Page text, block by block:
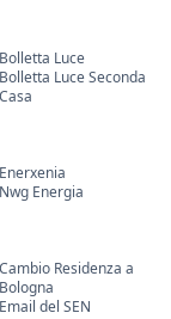
Bolletta Luce
Luce Seconda
Casa
Enerxenia
Nwg Energia
Cambio Residenza a
Bologna
Email del SEN